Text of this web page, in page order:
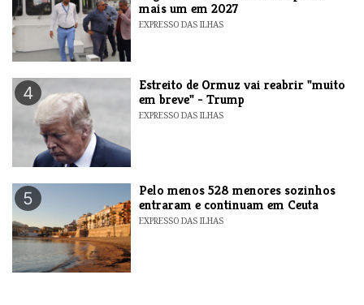
mais um em 2027
EXPRESSO DAS ILHAS
4
Estreito de Ormuz vai reabrir "muito
em breve" - Trump
EXPRESSO DAS ILHAS
5
Pelo menos 528 menores sozinhos
entraram e continuam em Ceuta
EXPRESSO DAS ILHAS